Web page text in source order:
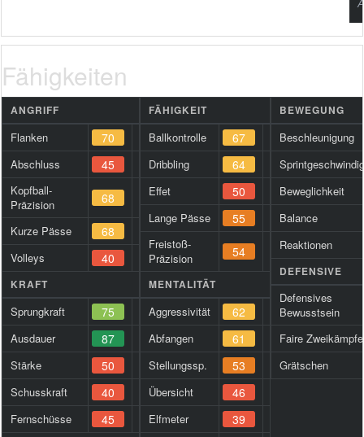
Fähigkeiten
ANGRIFF
Flanken 70
Abschluss 45
Kopfball-
Präzision
68
Kurze Pässe 68
Volleys 40
KRAFT
Sprungkraft 75
Ausdauer 87
Stärke 50
Schusskraft 40
Fernschüsse 45
FÄHIGKEIT
Ballkontrolle 67
Dribbling 64
Effet 50
Lange Pässe 55
Freistoß-
Präzision
54
MENTALITÄT
Aggressivität 62
Abfangen 61
Stellungssp. 53
Übersicht 46
Elfmeter 39
BEWEGUNG
Beschleunigung
Beweglichkeit
Balance
Reaktionen
DEFENSIVE
Defensives
Bewusstsein
Faire Zweikämpfe
Grätschen